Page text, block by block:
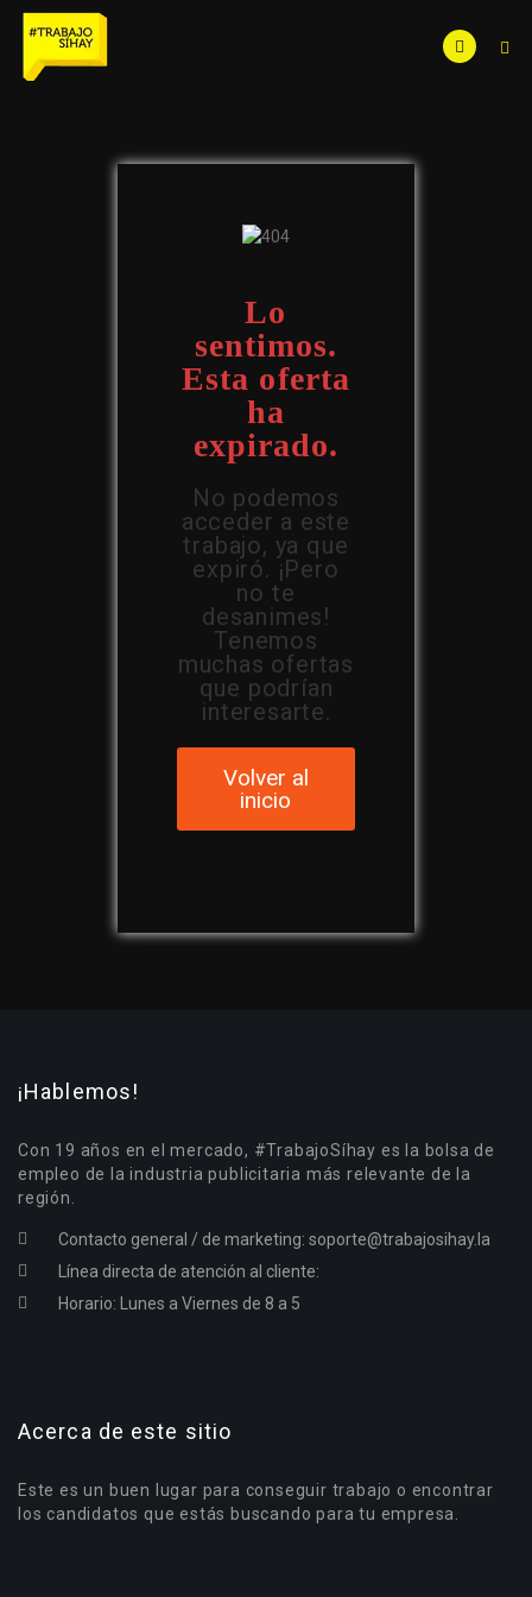
Lo
sentimos.
Esta oferta
ha
expirado.
No podemos
acceder a este
trabajo, ya que
expiró. ¡Pero
no te
desanimes!
Tenemos
muchas ofertas
que podrían
interesarte.
Volver al
inicio
¡Hablemos!
Con 19 años en el mercado, #TrabajoSíhay es la bolsa de
empleo de la industria publicitaria más relevante de la
región.
Contacto general / de marketing: soporte@trabajosihay.la
Línea directa de atención al cliente:
Horario: Lunes a Viernes de 8 a 5
Acerca de este sitio
Este es un buen lugar para conseguir trabajo o encontrar
los candidatos que estás buscando para tu empresa.